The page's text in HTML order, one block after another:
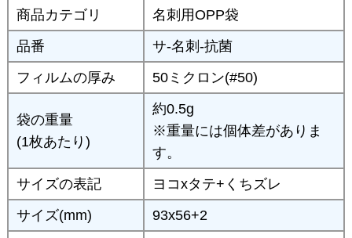
商品カテゴリ
名刺用OPP袋
品番
サ-名刺-抗菌
フィルムの厚み
50ミクロン(#50)
袋の重量
(1枚あたり)
約0.5g
※重量には個体差がありま
す。
サイズの表記
ヨコxタテ+くちズレ
サイズ(mm)
93x56+2